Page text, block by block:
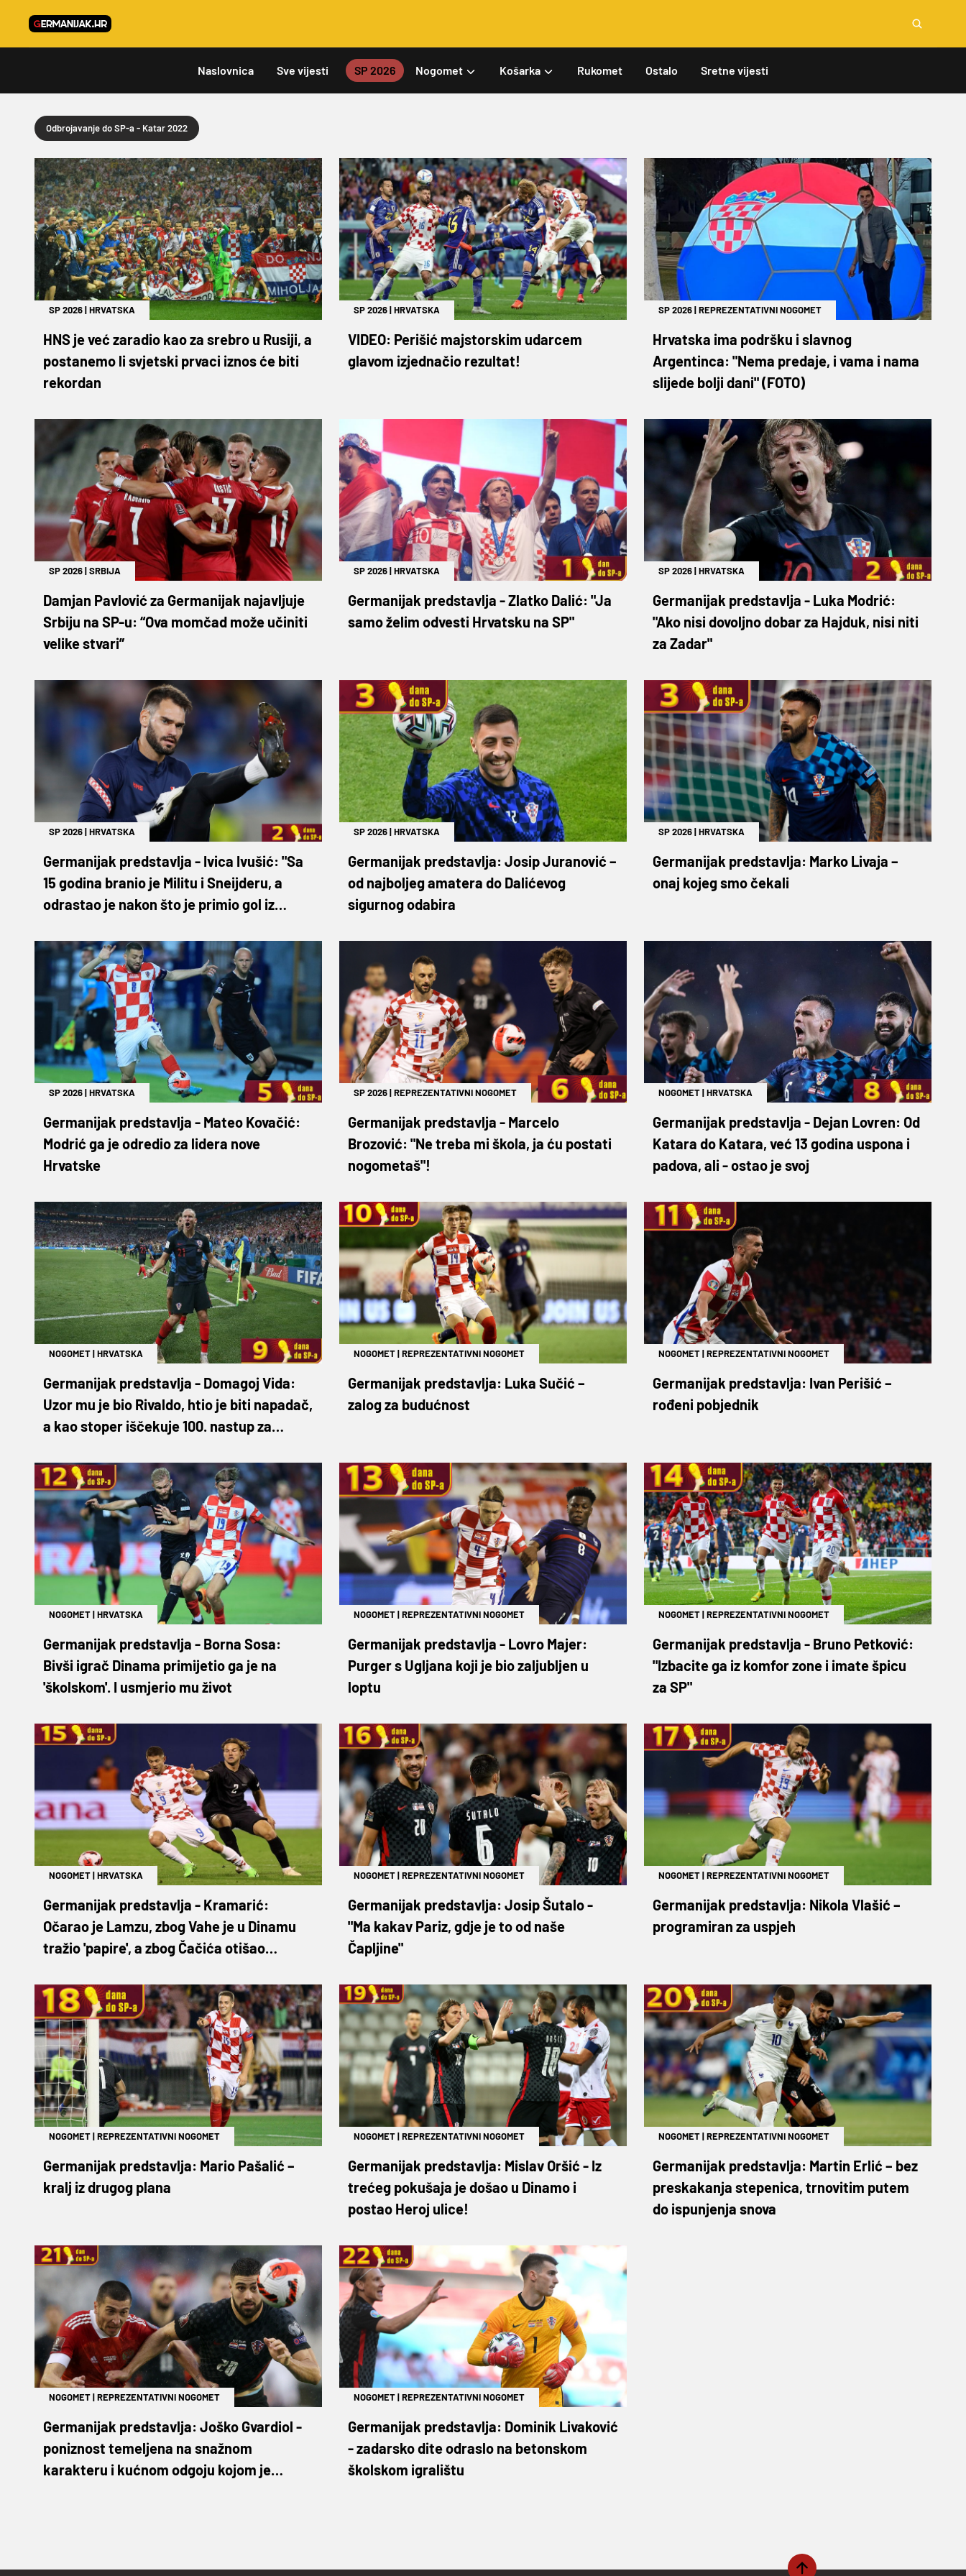
Naslovnica Sve vijesti SP 2026 Nogomet Košarka Rukomet Ostalo Sretne vijesti
Odbrojavanje do SP-a - Katar 2022
SP 2026|HRVATSKA
HNS je već zaradio kao za srebro u Rusiji, a
postanemo li svjetski prvaci iznos će biti
rekordan
SP 2026|HRVATSKA
VIDEO: Perišić majstorskim udarcem
glavom izjednačio rezultat!
SP 2026|REPREZENTATIVNI NOGOMET
Hrvatska ima podršku i slavnog
Argentinca: "Nema predaje, i vama i nama
slijede bolji dani" (FOTO)
SP 2026|SRBIJA
Damjan Pavlović za Germanijak najavljuje
Srbiju na SP-u: “Ova momčad može učiniti
velike stvari”
SP 2026|HRVATSKA
Germanijak predstavlja - Zlatko Dalić: "Ja
samo želim odvesti Hrvatsku na SP"
SP 2026|HRVATSKA
Germanijak predstavlja - Luka Modrić:
"Ako nisi dovoljno dobar za Hajduk, nisi niti
za Zadar"
SP 2026|HRVATSKA
Germanijak predstavlja - Ivica Ivušić: "Sa
15 godina branio je Militu i Sneijderu, a
odrastao je nakon što je primio gol iz
SP 2026|HRVATSKA
Germanijak predstavlja: Josip Juranović –
od najboljeg amatera do Dalićevog
sigurnog odabira
SP 2026|HRVATSKA
Germanijak predstavlja: Marko Livaja –
onaj kojeg smo čekali
SP 2026|HRVATSKA
Germanijak predstavlja - Mateo Kovačić:
Modrić ga je odredio za lidera nove
Hrvatske
SP 2026|REPREZENTATIVNI NOGOMET
Germanijak predstavlja - Marcelo
Brozović: "Ne treba mi škola, ja ću postati
nogometaš"!
NOGOMET|HRVATSKA
Germanijak predstavlja - Dejan Lovren: Od
Katara do Katara, već 13 godina uspona i
padova, ali - ostao je svoj
NOGOMET|HRVATSKA
Germanijak predstavlja - Domagoj Vida:
Uzor mu je bio Rivaldo, htio je biti napadač,
a kao stoper iščekuje 100. nastup za
NOGOMET|REPREZENTATIVNI NOGOMET
Germanijak predstavlja: Luka Sučić –
zalog za budućnost
NOGOMET|REPREZENTATIVNI NOGOMET
Germanijak predstavlja: Ivan Perišić –
rođeni pobjednik
NOGOMET|HRVATSKA
Germanijak predstavlja - Borna Sosa:
Bivši igrač Dinama primijetio ga je na
'školskom'. I usmjerio mu život
NOGOMET|REPREZENTATIVNI NOGOMET
Germanijak predstavlja - Lovro Majer:
Purger s Ugljana koji je bio zaljubljen u
loptu
NOGOMET|REPREZENTATIVNI NOGOMET
Germanijak predstavlja - Bruno Petković:
"Izbacite ga iz komfor zone i imate špicu
za SP"
NOGOMET|HRVATSKA
Germanijak predstavlja - Kramarić:
Očarao je Lamzu, zbog Vahe je u Dinamu
tražio 'papire', a zbog Čačića otišao
NOGOMET|REPREZENTATIVNI NOGOMET
Germanijak predstavlja: Josip Šutalo -
"Ma kakav Pariz, gdje je to od naše
Čapljine"
NOGOMET|REPREZENTATIVNI NOGOMET
Germanijak predstavlja: Nikola Vlašić –
programiran za uspjeh
NOGOMET|REPREZENTATIVNI NOGOMET
Germanijak predstavlja: Mario Pašalić –
kralj iz drugog plana
NOGOMET|REPREZENTATIVNI NOGOMET
Germanijak predstavlja: Mislav Oršić - Iz
trećeg pokušaja je došao u Dinamo i
postao Heroj ulice!
NOGOMET|REPREZENTATIVNI NOGOMET
Germanijak predstavlja: Martin Erlić – bez
preskakanja stepenica, trnovitim putem
do ispunjenja snova
NOGOMET|REPREZENTATIVNI NOGOMET
Germanijak predstavlja: Joško Gvardiol -
poniznost temeljena na snažnom
karakteru i kućnom odgoju kojom je
NOGOMET|REPREZENTATIVNI NOGOMET
Germanijak predstavlja: Dominik Livaković
- zadarsko dite odraslo na betonskom
školskom igralištu